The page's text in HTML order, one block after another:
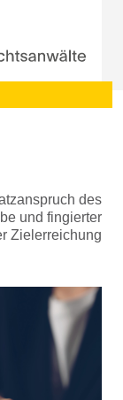
des
und fingierter
Zielerreichung